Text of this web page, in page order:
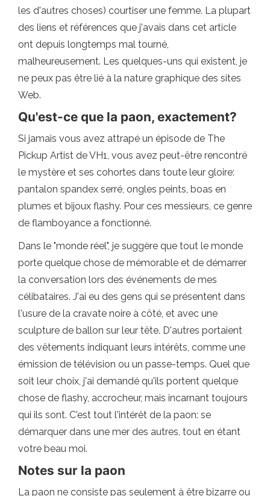
les d'autres choses) courtiser une femme. La plupart
des liens et références que j'avais dans cet article
ont depuis longtemps mal tourné,
malheureusement. Les quelques-uns qui existent, je
ne peux pas être lié à la nature graphique des sites
Web.
Qu'est-ce que la paon, exactement?
Si jamais vous avez attrapé un épisode de The
Pickup Artist de VH1, vous avez peut-être rencontré
le mystère et ses cohortes dans toute leur gloire:
pantalon spandex serré, ongles peints, boas en
plumes et bijoux flashy. Pour ces messieurs, ce genre
de flamboyance a fonctionné.
Dans le "monde réel", je suggère que tout le monde
porte quelque chose de mémorable et de démarrer
la conversation lors des événements de mes
célibataires. J'ai eu des gens qui se présentent dans
l'usure de la cravate noire à côté, et avec une
sculpture de ballon sur leur tête. D'autres portaient
des vêtements indiquant leurs intérêts, comme une
émission de télévision ou un passe-temps. Quel que
soit leur choix, j'ai demandé qu'ils portent quelque
chose de flashy, accrocheur, mais incarnant toujours
qui ils sont. C'est tout l'intérêt de la paon: se
démarquer dans une mer des autres, tout en étant
votre beau moi.
Notes sur la paon
La paon ne consiste pas seulement à être bizarre ou